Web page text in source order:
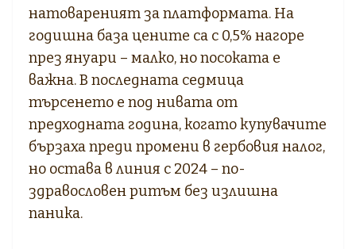
натовареният за платформата. На
годишна база цените са с 0,5% нагоре
през януари – малко, но посоката е
важна. В последната седмица
търсенето е под нивата от
предходната година, когато купувачите
бързаха преди промени в гербовия налог,
но остава в линия с 2024 – по-
здравословен ритъм без излишна
паника.